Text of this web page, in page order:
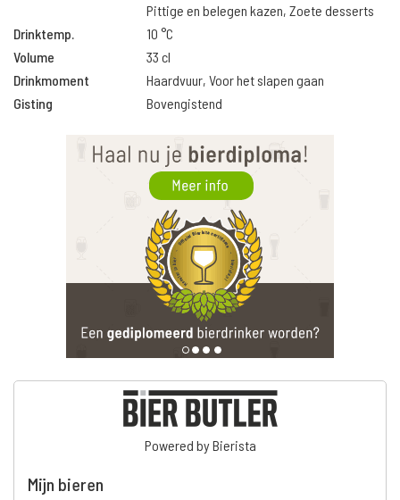
Pittige en belegen kazen, Zoete desserts
Drinktemp.
10 °C
Volume
33 cl
Drinkmoment
Haardvuur, Voor het slapen gaan
Gisting
Bovengistend
Powered by Bierista
Mijn bieren